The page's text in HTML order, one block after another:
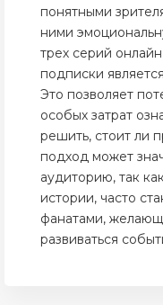
понятными
ними
трех серий
подписки
Это позволяет
особых затрат
решить, стоит ли
подход может
аудиторию, так
истории, часто
фанатами,
развиваться